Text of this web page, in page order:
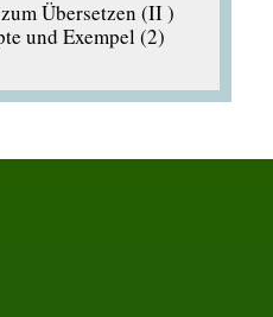
Übersetzen (II )
und Exempel (2)